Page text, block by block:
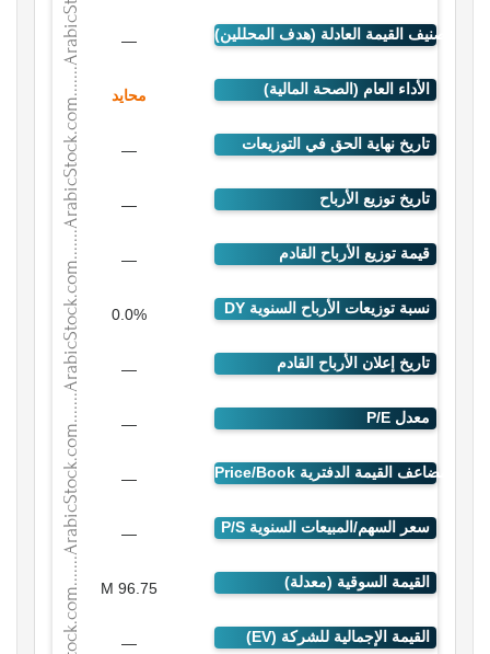
—
محايد
—
—
—
0.0%
—
—
—
—
96.75 M
—